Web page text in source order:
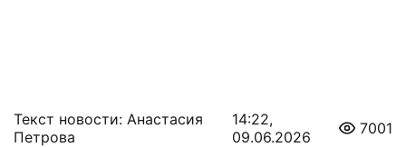
Текст новости: Анастасия
Петрова
14:22,
09.06.2026
7001